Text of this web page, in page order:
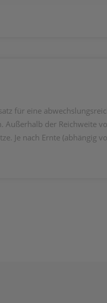
für eine
der Reichweite
Je nach Ernte (abhängig